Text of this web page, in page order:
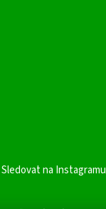
Sledovat na Instagramu